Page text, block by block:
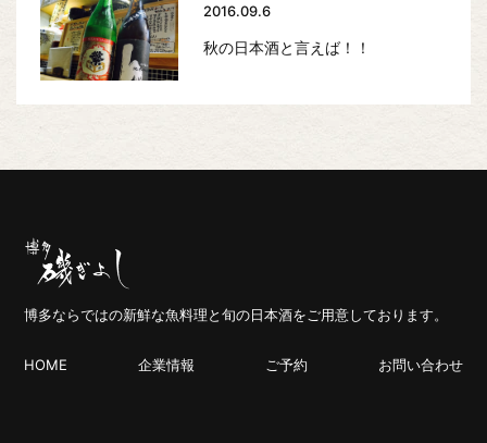
2016.09.6
秋の日本酒と言えば！！
博多ならではの新鮮な魚料理と旬の日本酒をご用意しております。
HOME 企業情報 ご予約 お問い合わせ